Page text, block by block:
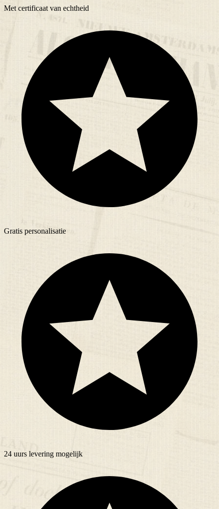
Met certificaat van echtheid
Gratis personalisatie
24 uurs levering mogelijk